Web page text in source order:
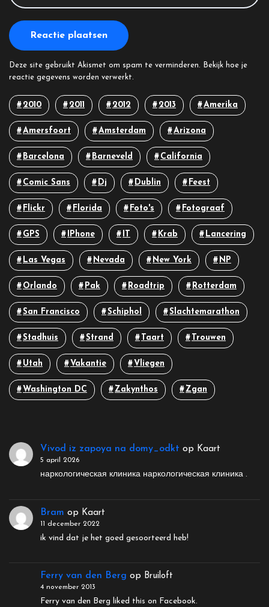
Deze site gebruikt Akismet om spam te verminderen.
Bekijk hoe je
reactie gegevens worden verwerkt.
2010 2011 2012 2013 Amerika
Amersfoort Amsterdam Arizona
Barcelona Barneveld California
Comic Sans Dj Dublin Feest
Flickr Florida Foto's Fotograaf
GPS IPhone IT Krab Lancering
Las Vegas Nevada New York NP
Orlando Pak Roadtrip Rotterdam
San Francisco Schiphol Slachtemarathon
Stadhuis Strand Taart Trouwen
Utah Vakantie Vliegen
Washington DC Zakynthos Zgan
Vivod iz zapoya na domy_odkt op Kaart
5 april 2026
наркологическая клиника наркологическая клиника .
Bram op Kaart
11 december 2022
ik vind dat je het goed gesoorteerd heb!
Ferry van den Berg op Bruiloft
4 november 2013
Ferry van den Berg liked this on Facebook.